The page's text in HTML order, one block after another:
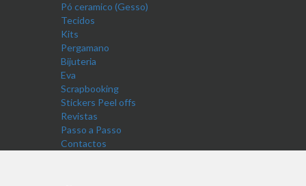
Pó ceramico (Gesso)
Tecidos
Kits
Pergamano
Bijuteria
Eva
Scrapbooking
Stickers Peel offs
Revistas
Passo a Passo
Contactos